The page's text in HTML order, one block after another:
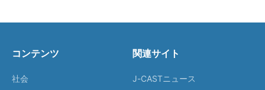
コンテンツ
社会
関連サイト
J-CASTニュース